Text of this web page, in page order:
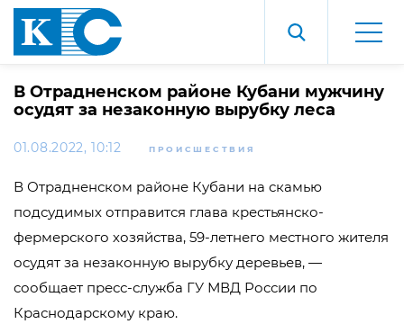
В Отрадненском районе Кубани мужчину
осудят за незаконную вырубку леса
01.08.2022, 10:12 ПРОИСШЕСТВИЯ
В Отрадненском районе Кубани на скамью
подсудимых отправится глава крестьянско-
фермерского хозяйства, 59-летнего местного жителя
осудят за незаконную вырубку деревьев, —
сообщает пресс-служба ГУ МВД России по
Краснодарскому краю.